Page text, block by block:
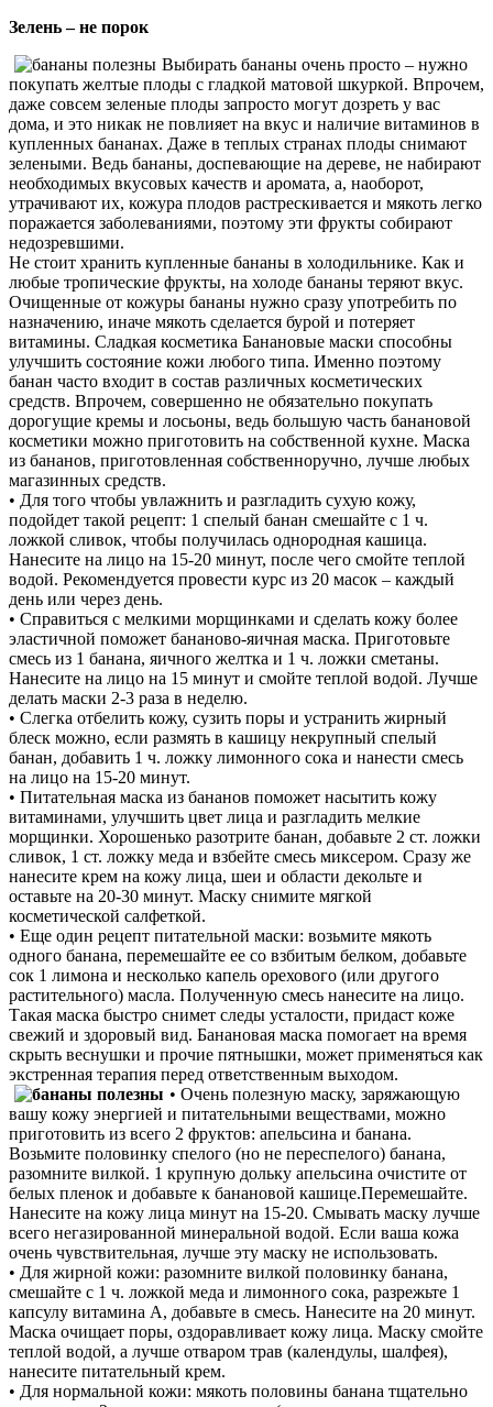
Зелень – не порок
Выбирать бананы очень просто – нужно
покупать желтые плоды с гладкой матовой шкуркой. Впрочем,
даже совсем зеленые плоды запросто могут дозреть у вас
дома, и это никак не повлияет на вкус и наличие витаминов в
купленных бананах. Даже в теплых странах плоды снимают
зелеными. Ведь бананы, доспевающие на дереве, не набирают
необходимых вкусовых качеств и аромата, а, наоборот,
утрачивают их, кожура плодов растрескивается и мякоть легко
поражается заболеваниями, поэтому эти фрукты собирают
недозревшими.
Не стоит хранить купленные бананы в холодильнике. Как и
любые тропические фрукты, на холоде бананы теряют вкус.
Очищенные от кожуры бананы нужно сразу употребить по
назначению, иначе мякоть сделается бурой и потеряет
витамины. Сладкая косметика Банановые маски способны
улучшить состояние кожи любого типа. Именно поэтому
банан часто входит в состав различных косметических
средств. Впрочем, совершенно не обязательно покупать
дорогущие кремы и лосьоны, ведь большую часть банановой
косметики можно приготовить на собственной кухне. Маска
из бананов, приготовленная собственноручно, лучше любых
магазинных средств.
• Для того чтобы увлажнить и разгладить сухую кожу,
подойдет такой рецепт: 1 спелый банан смешайте с 1 ч.
ложкой сливок, чтобы получилась однородная кашица.
Нанесите на лицо на 15-20 минут, после чего смойте теплой
водой. Рекомендуется провести курс из 20 масок – каждый
день или через день.
• Справиться с мелкими морщинками и сделать кожу более
эластичной поможет бананово-яичная маска. Приготовьте
смесь из 1 банана, яичного желтка и 1 ч. ложки сметаны.
Нанесите на лицо на 15 минут и смойте теплой водой. Лучше
делать маски 2-3 раза в неделю.
• Слегка отбелить кожу, сузить поры и устранить жирный
блеск можно, если размять в кашицу некрупный спелый
банан, добавить 1 ч. ложку лимонного сока и нанести смесь
на лицо на 15-20 минут.
• Питательная маска из бананов поможет насытить кожу
витаминами, улучшить цвет лица и разгладить мелкие
морщинки. Хорошенько разотрите банан, добавьте 2 ст. ложки
сливок, 1 ст. ложку меда и взбейте смесь миксером. Сразу же
нанесите крем на кожу лица, шеи и области декольте и
оставьте на 20-30 минут. Маску снимите мягкой
косметической салфеткой.
• Еще один рецепт питательной маски: возьмите мякоть
одного банана, перемешайте ее со взбитым белком, добавьте
сок 1 лимона и несколько капель орехового (или другого
растительного) масла. Полученную смесь нанесите на лицо.
Такая маска быстро снимет следы усталости, придаст коже
свежий и здоровый вид. Банановая маска помогает на время
скрыть веснушки и прочие пятнышки, может применяться как
экстренная терапия перед ответственным выходом.
• Очень полезную маску, заряжающую
вашу кожу энергией и питательными веществами, можно
приготовить из всего 2 фруктов: апельсина и банана.
Возьмите половинку спелого (но не переспелого) банана,
разомните вилкой. 1 крупную дольку апельсина очистите от
белых пленок и добавьте к банановой кашице.Перемешайте.
Нанесите на кожу лица минут на 15-20. Смывать маску лучше
всего негазированной минеральной водой. Если ваша кожа
очень чувствительная, лучше эту маску не использовать.
• Для жирной кожи: разомните вилкой половинку банана,
смешайте с 1 ч. ложкой меда и лимонного сока, разрежьте 1
капсулу витамина А, добавьте в смесь. Нанесите на 20 минут.
Маска очищает поры, оздоравливает кожу лица. Маску смойте
теплой водой, а лучше отваром трав (календулы, шалфея),
нанесите питательный крем.
• Для нормальной кожи: мякоть половины банана тщательно